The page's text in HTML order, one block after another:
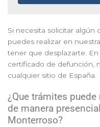
Si necesita solicitar algún
puedes realizar en
tener que desplazarte.
certificado de defunción,
cualquier sitio de España.
¿Que trámites
de manera
Monterroso?